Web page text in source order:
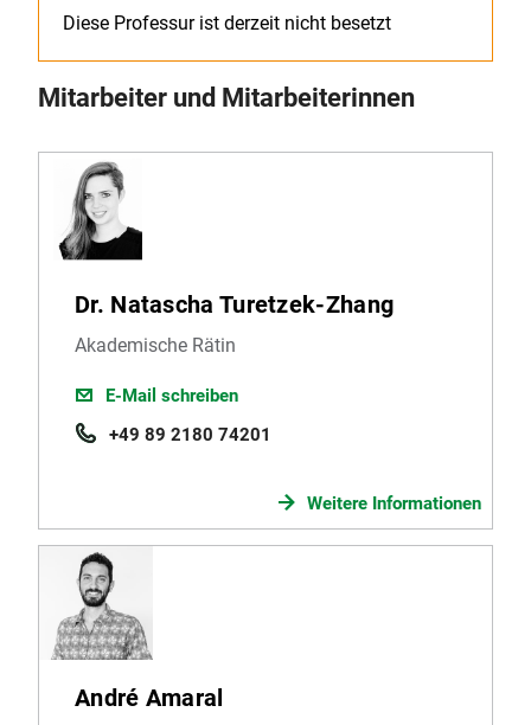
Diese Professur ist derzeit nicht besetzt
Mitarbeiter und Mitarbeiterinnen
Dr. Natascha Turetzek-Zhang
Akademische Rätin
E-Mail schreiben
+49 89 2180 74201
Weitere Informationen
André Amaral